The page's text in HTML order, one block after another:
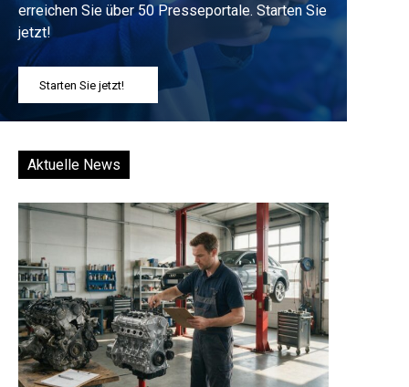
erreichen Sie über 50 Presseportale. Starten Sie
jetzt!
Starten Sie jetzt!
Aktuelle News